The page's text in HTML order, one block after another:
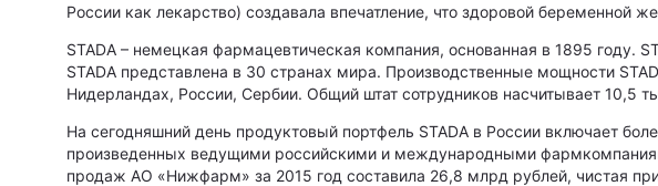
России как лекарство) создавала впечатление, что здоровой беременной
STADA – немецкая фармацевтическая компания, основанная в 1895 году.
STADA представлена в 30 странах мира. Производственные мощности
Нидерландах, России, Сербии. Общий штат сотрудников насчитывает 10,5
На сегодняшний день продуктовый портфель STADA в России включает
произведенных ведущими российскими и международными
продаж АО «Нижфарм» за 2015 год составила 26,8 млрд рублей, чистая